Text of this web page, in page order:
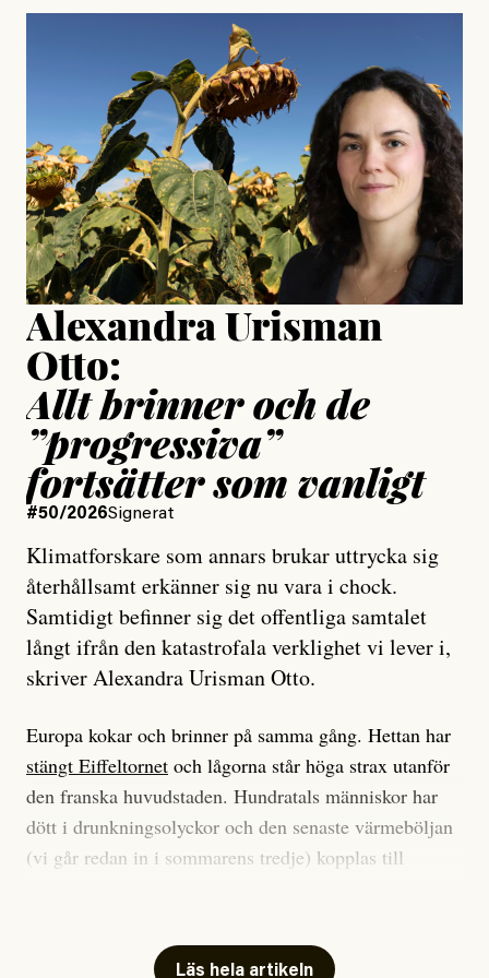
Jonas Lundström
Publicerad24 July, 2026
#23/2026
Jesper Lundby: ”Livet i sig
är ganska politiskt”
Jesper Lundby
Publicerad15 July, 2026
Uppdaterad15 July, 2026
Alexandra Urisman
Otto:
Allt brinner och de
”progressiva”
fortsätter som vanligt
#50/2026Signerat
Klimatforskare som annars brukar uttrycka sig
återhållsamt erkänner sig nu vara i chock.
Samtidigt befinner sig det offentliga samtalet
långt ifrån den katastrofala verklighet vi lever i,
skriver Alexandra Urisman Otto.
Europa kokar och brinner på samma gång. Hettan har
stängt Eiffeltornet och lågorna står höga strax utanför
den franska huvudstaden. Hundratals människor har
dött i drunkningsolyckor och den senaste värmeböljan
(vi går redan in i sommarens tredje) kopplas till
Har du också panik i hettan? Känns det som en
Läs hela artikeln